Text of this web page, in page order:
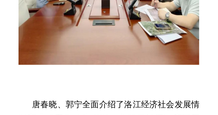
唐春晓、郭宁全面介绍了洛江经济社会发展情